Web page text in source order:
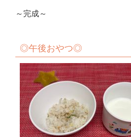
～完成～
◎午後おやつ◎